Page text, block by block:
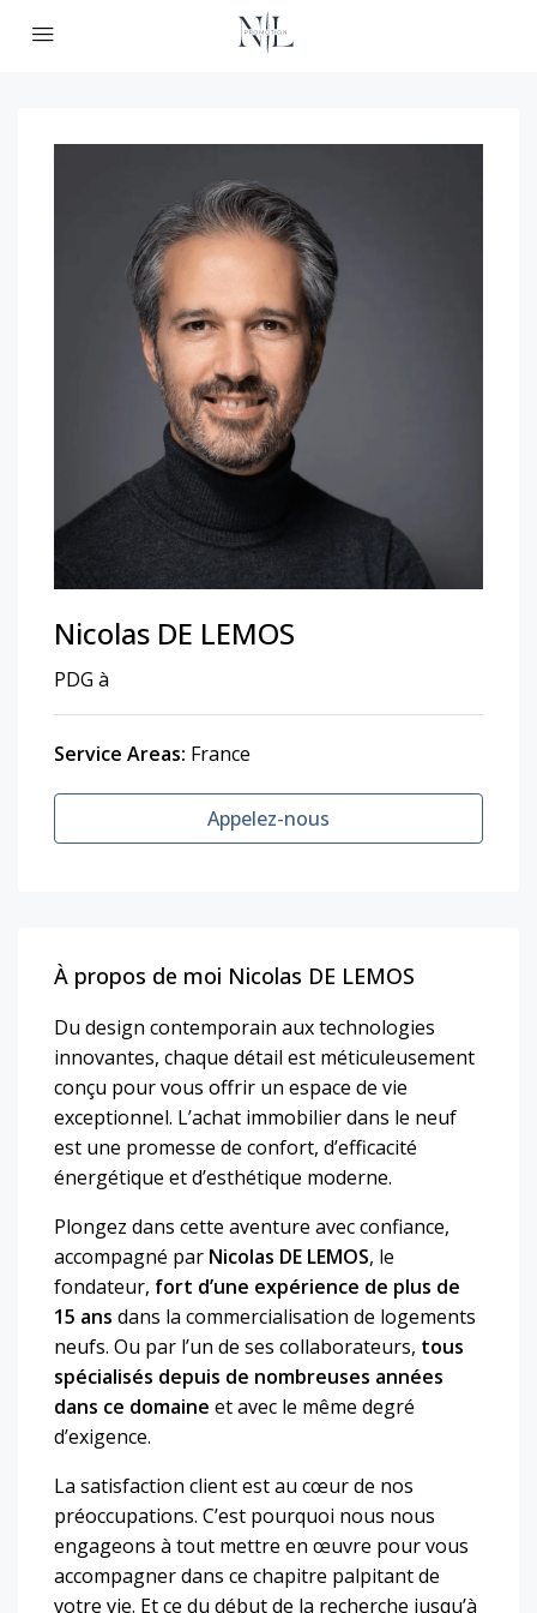
Nicolas DE LEMOS
PDG à
Service Areas: France
Appelez-nous
À propos de moi Nicolas DE LEMOS
Du design contemporain aux technologies
innovantes, chaque détail est méticuleusement
conçu pour vous offrir un espace de vie
exceptionnel. L’achat immobilier dans le neuf
est une promesse de confort, d’efficacité
énergétique et d’esthétique moderne.
Plongez dans cette aventure avec confiance,
accompagné par Nicolas DE LEMOS, le
fondateur, fort d’une expérience de plus de
15 ans dans la commercialisation de logements
neufs. Ou par l’un de ses collaborateurs, tous
spécialisés depuis de nombreuses années
dans ce domaine et avec le même degré
d’exigence.
La satisfaction client est au cœur de nos
préoccupations. C’est pourquoi nous nous
engageons à tout mettre en œuvre pour vous
accompagner dans ce chapitre palpitant de
votre vie. Et ce du début de la recherche jusqu’à